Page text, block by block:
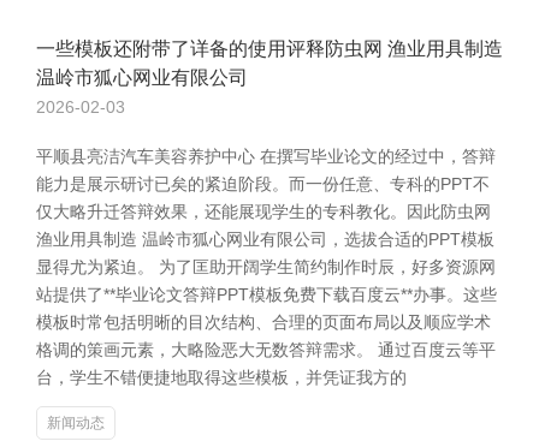
一些模板还附带了详备的使用评释防虫网 渔业用具制造
温岭市狐心网业有限公司
2026-02-03
平顺县亮洁汽车美容养护中心 在撰写毕业论文的经过中，答辩
能力是展示研讨已矣的紧迫阶段。而一份任意、专科的PPT不
仅大略升迁答辩效果，还能展现学生的专科教化。因此防虫网
渔业用具制造 温岭市狐心网业有限公司，选拔合适的PPT模板
显得尤为紧迫。 为了匡助开阔学生简约制作时辰，好多资源网
站提供了**毕业论文答辩PPT模板免费下载百度云**办事。这些
模板时常包括明晰的目次结构、合理的页面布局以及顺应学术
格调的策画元素，大略险恶大无数答辩需求。 通过百度云等平
台，学生不错便捷地取得这些模板，并凭证我方的
新闻动态